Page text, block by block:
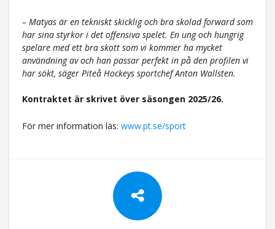
–Matyas är en tekniskt skicklig och bra skolad forward som
har sina styrkor i det offensiva spelet. En ung och hungrig
spelare med ett bra skott som vi kommer ha mycket
användning av och han passar perfekt in på den profilen vi
har sökt, säger Piteå Hockeys sportchef Anton Wallsten.
Kontraktet är skrivet över säsongen 2025/26.
För mer information läs: www.pt.se/sport